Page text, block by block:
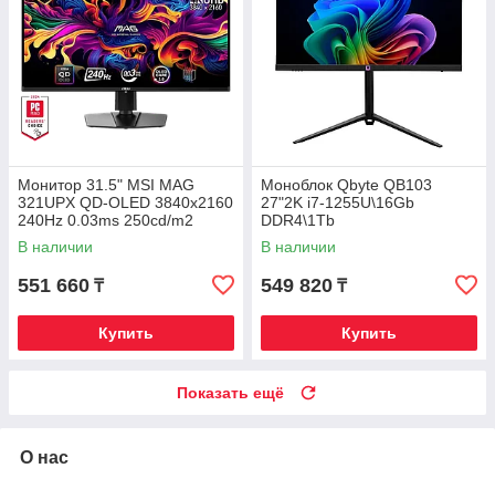
Монитор 31.5" MSI MAG
321UPX QD-OLED 3840x2160
240Hz 0.03ms 250cd/m2
1.5M:1 2xHDMI 1xDP 1xType-
C HAS
В наличии
551 660 ₸
Купить
Моноблок Qbyte QB103
27"2K i7-1255U\16Gb
DDR4\1Tb
NVMe\Web\Pivot\HAS\Win11Pr
o
В наличии
549 820 ₸
Купить
Показать ещё
О нас